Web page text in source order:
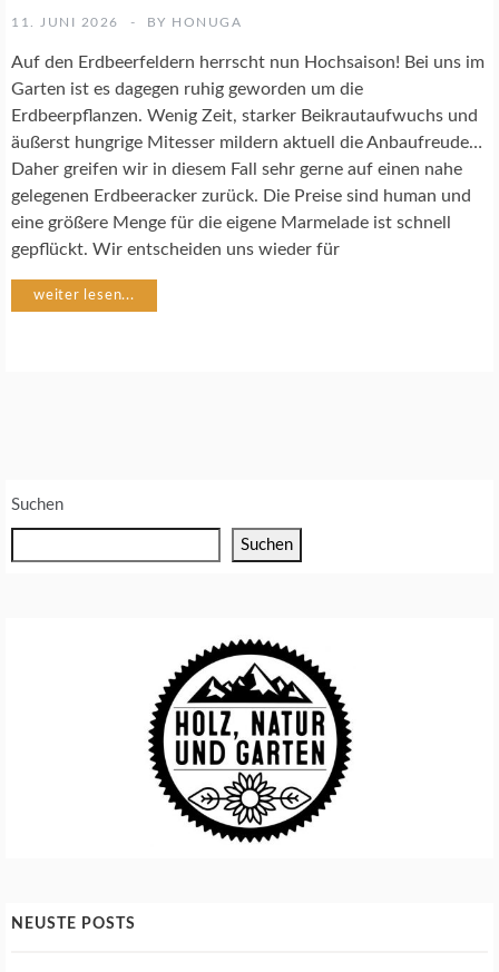
C
E
Z
E
11. JUNI 2026 BY HONUGA
Auf den Erdbeerfeldern herrscht nun Hochsaison! Bei uns im
Garten ist es dagegen ruhig geworden um die
Erdbeerpflanzen. Wenig Zeit, starker Beikrautaufwuchs und
äußerst hungrige Mitesser mildern aktuell die Anbaufreude…
Daher greifen wir in diesem Fall sehr gerne auf einen nahe
gelegenen Erdbeeracker zurück. Die Preise sind human und
eine größere Menge für die eigene Marmelade ist schnell
gepflückt. Wir entscheiden uns wieder für
weiter lesen...
Suchen
Suchen
NEUSTE POSTS